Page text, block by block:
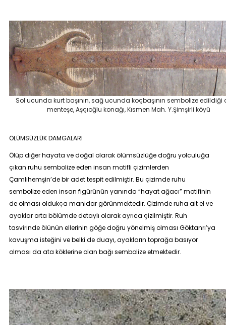
Sol ucunda kurt başının, sağ ucunda koçbaşının sembolize edildiği
menteşe, Aşçıoğlu konağı, Kısmen Mah. Y.Şimşirli köyü
ÖLÜMSÜZLÜK DAMGALARI
Ölüp diğer hayata ve doğal olarak ölümsüzlüğe doğru yolculuğa
çıkan ruhu sembolize eden insan motifli çizimlerden
Çamlıhemşin’de bir adet tespit edilmiştir. Bu çizimde ruhu
sembolize eden insan figürünün yanında “hayat ağacı” motifinin
de olması oldukça manidar görünmektedir. Çizimde ruha ait el ve
ayaklar orta bölümde detaylı olarak ayrıca çizilmiştir. Ruh
tasvirinde ölünün ellerinin göğe doğru yönelmiş olması Göktanrı’ya
kavuşma isteğini ve belki de duayı, ayakların toprağa basıyor
olması da ata köklerine olan bağı sembolize etmektedir.